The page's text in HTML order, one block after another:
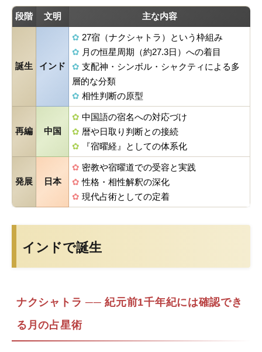
段階 文明 主な内容
誕生 インド
✿ 27宿（ナクシャトラ）という枠組み
✿ 月の恒星周期（約27.3日）への着目
✿ 支配神・シンボル・シャクティによる多
層的な分類
✿ 相性判断の原型
再編 中国
✿ 中国語の宿名への対応づけ
✿ 暦や日取り判断との接続
✿
『宿曜経』としての体系化
発展 日本
✿ 密教や宿曜道での受容と実践
✿性格・相性解釈の深化
✿ 現代占術としての定着
インドで誕生
ナクシャトラ ── 紀元前1千年紀には確認でき
る月の占星術